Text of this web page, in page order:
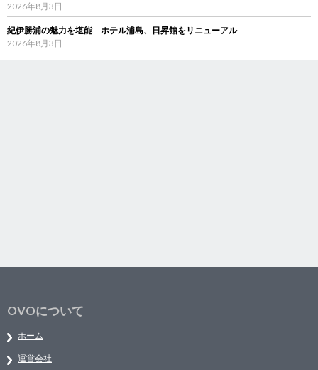
2026年8月3日
紀伊勝浦の魅力を堪能 ホテル浦島、日昇館をリニューアル
2026年8月3日
OVOについて
ホーム
運営会社